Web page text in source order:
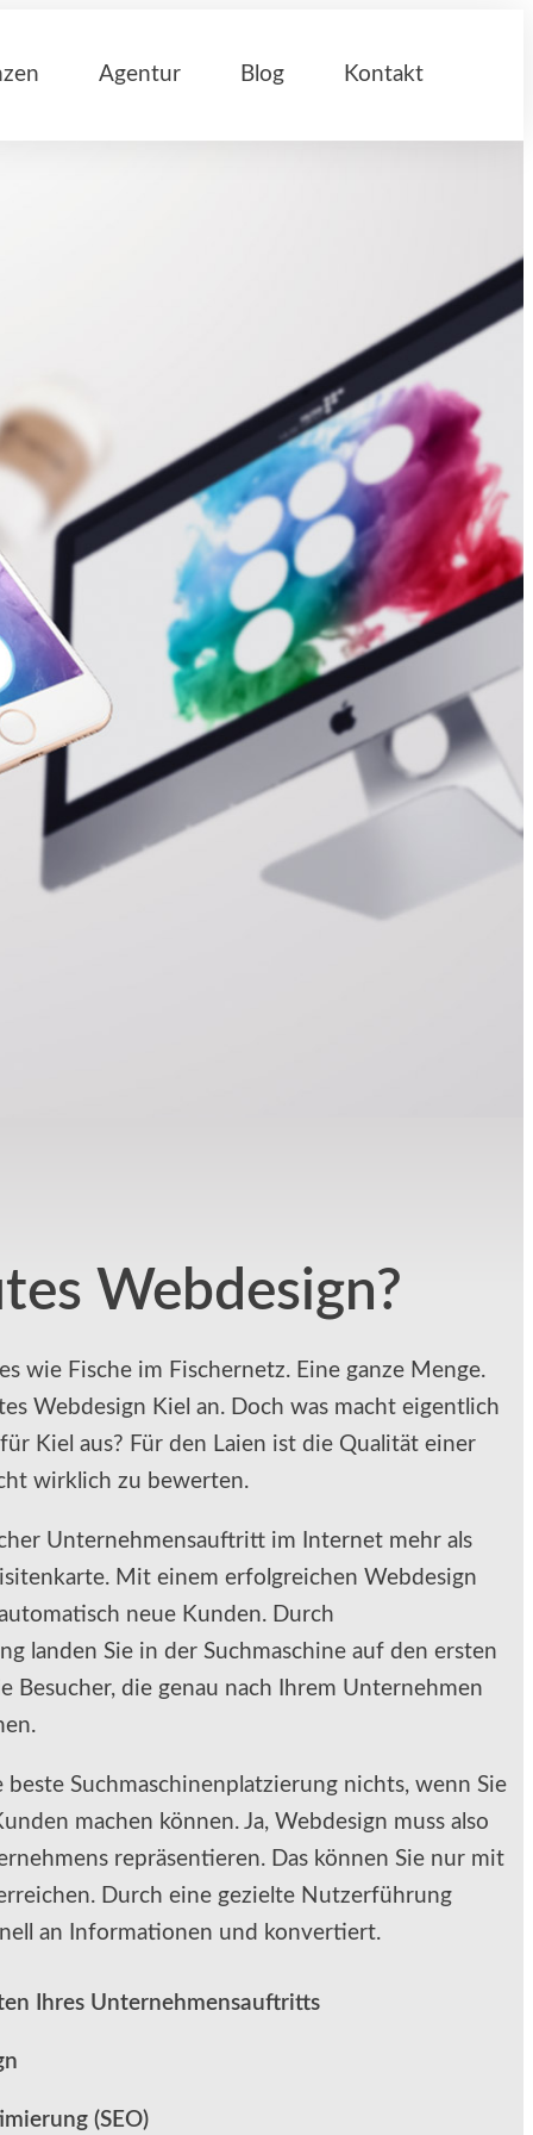
Agentur Blog Kontakt
Webdesign?
wie Fische im Fischernetz. Eine ganze Menge.
Webdesign Kiel an. Doch was macht eigentlich
Kiel aus? Für den Laien ist die Qualität einer
wirklich zu bewerten.
Unternehmensauftritt im Internet mehr als
Mit einem erfolgreichen Webdesign
neue Kunden. Durch
landen Sie in der Suchmaschine auf den ersten
Besucher, die genau nach Ihrem Unternehmen
Suchmaschinenplatzierung nichts, wenn Sie
machen können. Ja, Webdesign muss also
repräsentieren. Das können Sie nur mit
Durch eine gezielte Nutzerführung
an Informationen und konvertiert.
Ihres Unternehmensauftritts
(SEO)